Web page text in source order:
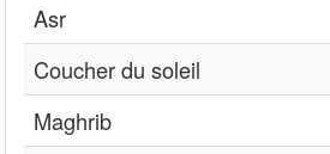
Asr
Coucher du soleil
Maghrib